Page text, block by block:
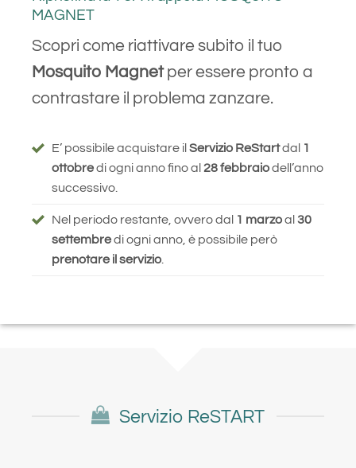
MAGNET
Scopri come riattivare subito il tuo
Mosquito Magnetper essere pronto a
contrastare il problema zanzare.
E’ possibile acquistare ilServizio ReStartdal 1
ottobredi ogni anno fino al28 febbraiodell’anno
successivo.
Nel periodo restante, ovvero dal 1 marzoal30
settembredi ogni anno, è possibile però
prenotare il servizio
Servizio ReSTART